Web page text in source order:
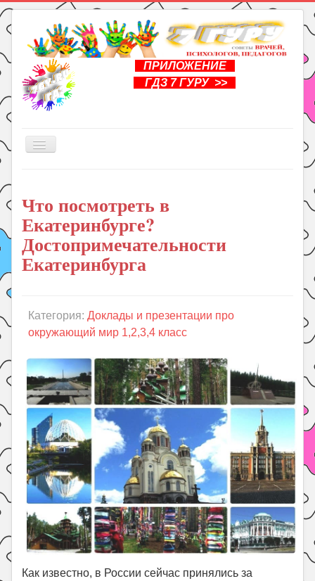
ПРИЛОЖЕНИЕ
ГДЗ 7 ГУРУ >>
Включить/
Книги
Рукоделие
Подготовка к школе
Уроки
Праздники
Летом!
Поиск
Что посмотреть в
Екатеринбурге?
Достопримечательности
Екатеринбурга
Категория:Доклады и презентации про
окружающий мир 1,2,3,4 класс
Как известно, в России сейчас принялись за